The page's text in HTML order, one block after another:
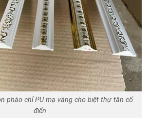
phào chỉ PU mạ vàng cho biệt thự tân cổ
điển